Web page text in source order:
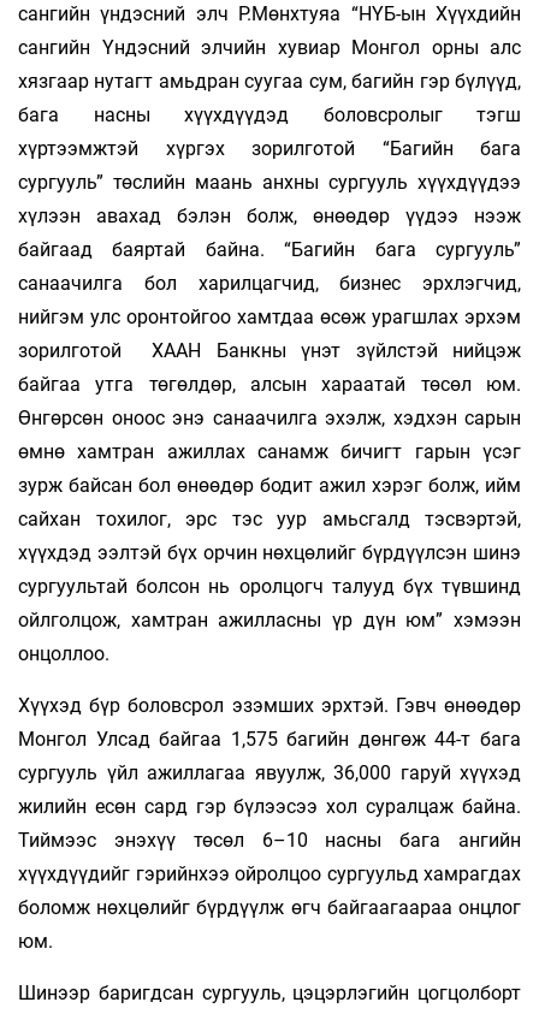
сангийн үндэсний элч Р.Мөнхтуяа “НҮБ-ын Хүүхдийн
сангийн Үндэсний элчийн хувиар Монгол орны алс
хязгаар нутагт амьдран суугаа сум, багийн гэр бүлүүд,
бага насны хүүхдүүдэд боловсролыг тэгш
хүртээмжтэй хүргэх зорилготой “Багийн бага
сургууль” төслийн маань анхны сургууль хүүхдүүдээ
хүлээн авахад бэлэн болж, өнөөдөр үүдээ нээж
байгаад баяртай байна. “Багийн бага сургууль”
санаачилга бол харилцагчид, бизнес эрхлэгчид,
нийгэм улс оронтойгоо хамтдаа өсөж урагшлах эрхэм
зорилготой ХААН Банкны үнэт зүйлстэй нийцэж
байгаа утга төгөлдөр, алсын хараатай төсөл юм.
Өнгөрсөн оноос энэ санаачилга эхэлж, хэдхэн сарын
өмнө хамтран ажиллах санамж бичигт гарын үсэг
зурж байсан бол өнөөдөр бодит ажил хэрэг болж, ийм
сайхан тохилог, эрс тэс уур амьсгалд тэсвэртэй,
хүүхдэд ээлтэй бүх орчин нөхцөлийг бүрдүүлсэн шинэ
сургуультай болсон нь оролцогч талууд бүх түвшинд
ойлголцож, хамтран ажилласны үр дүн юм” хэмээн
онцоллоо.
Хүүхэд бүр боловсрол эзэмших эрхтэй. Гэвч өнөөдөр
Монгол Улсад байгаа 1,575 багийн дөнгөж 44-т бага
сургууль үйл ажиллагаа явуулж, 36,000 гаруй хүүхэд
жилийн есөн сард гэр бүлээсээ хол суралцаж байна.
Тиймээс энэхүү төсөл 6–10 насны бага ангийн
хүүхдүүдийг гэрийнхээ ойролцоо сургуульд хамрагдах
боломж нөхцөлийг бүрдүүлж өгч байгаагаараа онцлог
юм.
Шинээр баригдсан сургууль, цэцэрлэгийн цогцолборт